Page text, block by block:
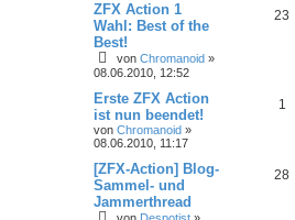
ZFX Action 1
Wahl: Best of the
Best!
von Chromanoid »
08.06.2010, 12:52
23
Erste ZFX Action
ist nun beendet!
von Chromanoid »
08.06.2010, 11:17
1
[ZFX-Action] Blog-
Sammel- und
Jammerthread
28